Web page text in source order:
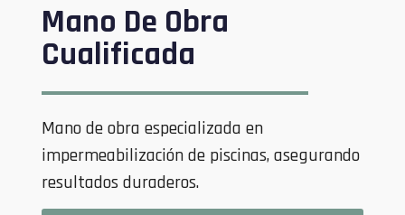
Mano De Obra
Cualificada
Mano de obra especializada en
impermeabilización de piscinas, asegurando
resultados duraderos.